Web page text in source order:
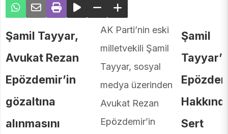
Şamil Tayyar,
Avukat Rezan
Epözdemir’in
gözaltına
alınmasını
AK Parti’nin eski
milletvekili Şamil
Tayyar, sosyal
medya üzerinden
Avukat Rezan
Epözdemir’in
Şamil
Sert